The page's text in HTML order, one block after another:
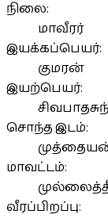
நிலை:
மாவீரர்
இயக்கப்பெயர்:
குமரன்
இயற்பெயர்:
சொந்த இடம்:
மாவட்டம்:
வீரப்பிறப்பு: